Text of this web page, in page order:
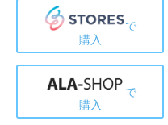
で
購入
で
購入